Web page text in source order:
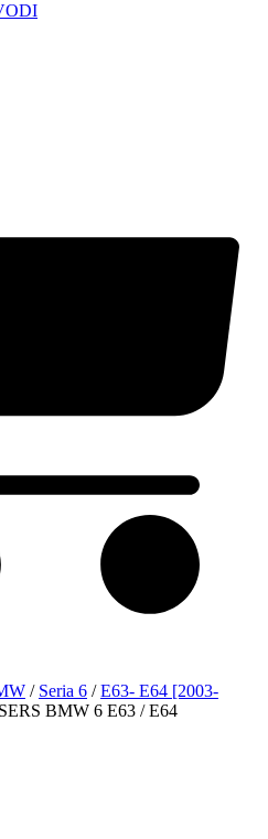
/ Seria 6 /E63- E64 [2003-
BMW 6 E63 / E64